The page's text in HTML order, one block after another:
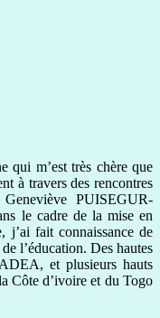
qui m’est très chère que
à travers des rencontres
PUISEGUR-
le cadre de la mise en
j’ai fait connaissance de
l’éducation. Des hautes
et plusieurs hauts
Côte d’ivoire et du Togo